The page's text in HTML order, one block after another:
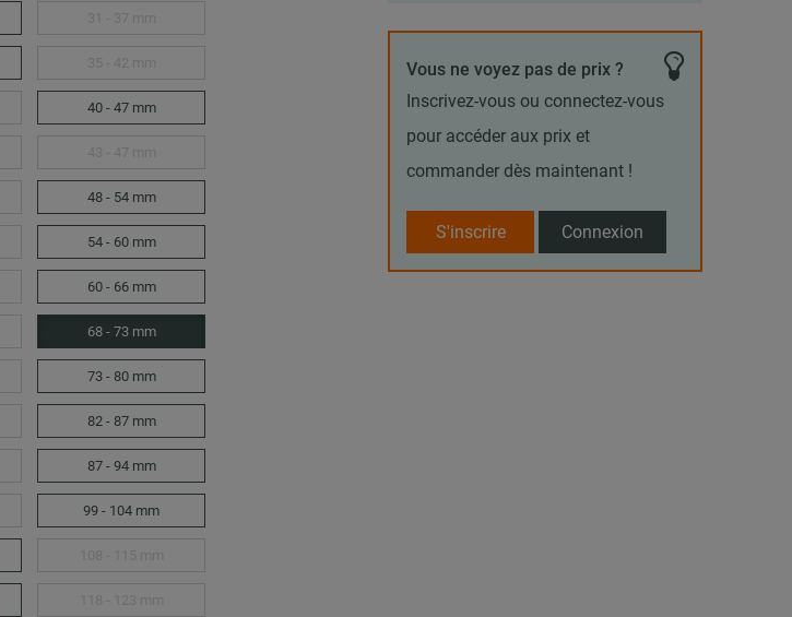
40 - 47 mm
48 - 54 mm
54 - 60 mm
60 - 66 mm
68 - 73 mm
73 - 80 mm
82 - 87 mm
87 - 94 mm
99 - 104 mm
Vous ne voyez pas de prix ?
Inscrivez-vous ou connectez-vous
pour accéder aux prix et
commander dès maintenant !
S'inscrire Connexion